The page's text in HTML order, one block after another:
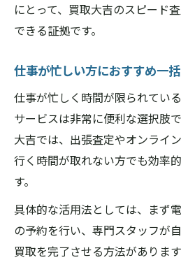
にとって、買取大吉のスピード
できる証拠です。
仕事が忙しい方におすすめ一
仕事が忙しく時間が限られてい
サービスは非常に便利な選択肢
大吉では、出張査定やオンライ
行く時間が取れない方でも効率
す。
具体的な活用法としては、まず
の予約を行い、専門スタッフが
買取を完了させる方法がありま